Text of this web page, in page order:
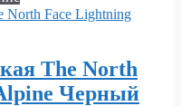
The North
Черный